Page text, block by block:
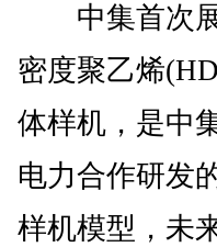
中集首次展
密度聚乙烯
体样机，是中
电力合作研发
样机模型，未